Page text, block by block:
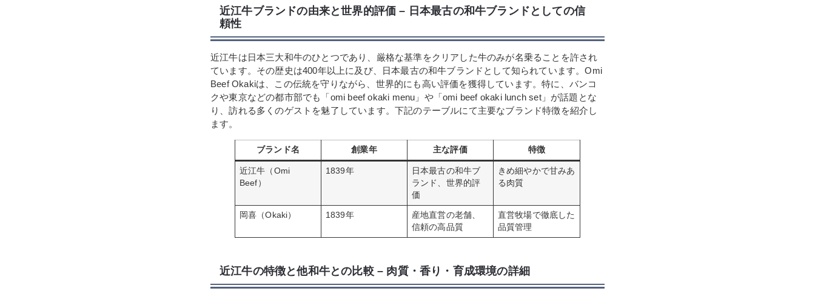
近江牛ブランドの由来と世界的評価 – 日本最古の和牛ブランドとしての信
頼性
近江牛は日本三大和牛のひとつであり、厳格な基準をクリアした牛のみが名乗ることを許され
ています。その歴史は400年以上に及び、日本最古の和牛ブランドとして知られています。Omi
Beef Okakiは、この伝統を守りながら、世界的にも高い評価を獲得しています。特に、バンコ
クや東京などの都市部でも「omi beef okaki menu」や「omi beef okaki lunch set」が話題とな
り、訪れる多くのゲストを魅了しています。下記のテーブルにて主要なブランド特徴を紹介し
ます。
ブランド名 創業年 主な評価 特徴
近江牛（Omi
Beef）
1839年
日本最古の和牛ブ
ランド、世界的評
価
きめ細やかで甘みあ
る肉質
岡喜（Okaki） 1839年
産地直営の老舗、
信頼の高品質
直営牧場で徹底した
品質管理
近江牛の特徴と他和牛との比較 – 肉質・香り・育成環境の詳細